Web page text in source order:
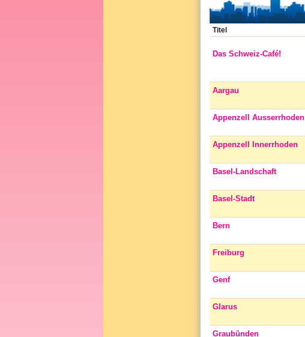
Titel
Das Schweiz-Café!
Aargau
Appenzell Ausserrhoden
Appenzell Innerrhoden
Basel-Landschaft
Basel-Stadt
Bern
Freiburg
Genf
Glarus
Graubünden